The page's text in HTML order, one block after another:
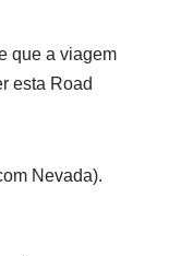
que a viagem
esta Road
Nevada).